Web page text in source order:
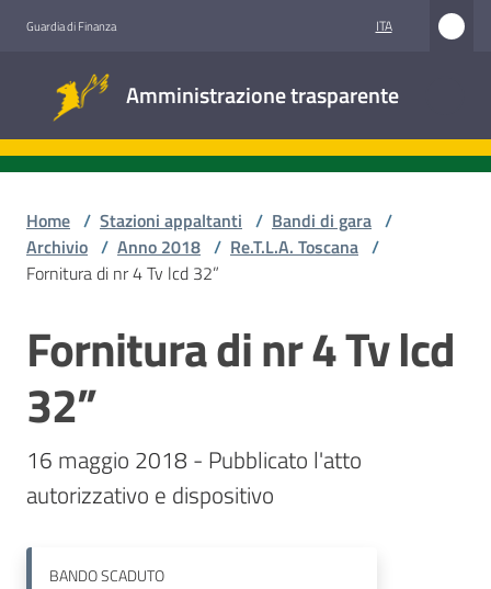
Guardia di Finanza ITA
Amministrazione trasparente
trasparente
Stazioni
appaltanti
Contatti
Home / Stazioni appaltanti / Bandi di gara /
Archivio / Anno 2018 / Re.T.L.A. Toscana /
Fornitura di nr 4 Tv lcd 32”
Salta al contenuto
Fornitura di nr 4 Tv lcd
32”
16 maggio 2018 - Pubblicato l'atto
autorizzativo e dispositivo
BANDOSCADUTO